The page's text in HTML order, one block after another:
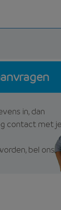
in, dan
contact met je
bel ons